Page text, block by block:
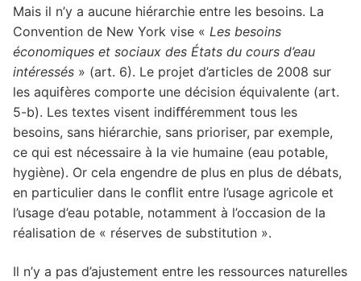
Mais il n’y a aucune hiérarchie entre les besoins. La
Convention de New York vise « Les besoins
économiques et sociaux des États du cours d’eau
intéressés » (art. 6). Le projet d’articles de 2008 sur
les aquifères comporte une décision équivalente (art.
5-b). Les textes visent indiﬀéremment tous les
besoins, sans hiérarchie, sans prioriser, par exemple,
ce qui est nécessaire à la vie humaine (eau potable,
hygiène). Or cela engendre de plus en plus de débats,
en particulier dans le conﬂit entre l’usage agricole et
l’usage d’eau potable, notamment à l’occasion de la
réalisation de « réserves de substitution ».
Il n’y a pas d’ajustement entre les ressources naturelles